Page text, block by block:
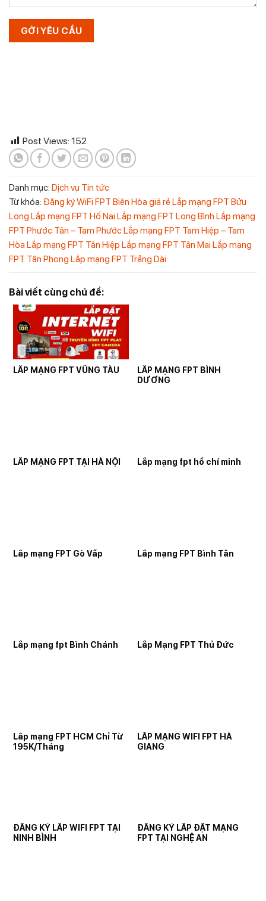
Post Views: 152
Danh mục: Dịch vụ Tin tức
Từ khóa: Đăng ký WiFi FPT Biên Hòa giá rẻ Lắp mạng FPT Bửu
Long Lắp mạng FPT Hố Nai Lắp mạng FPT Long Bình Lắp mạng
FPT Phước Tân – Tam Phước Lắp mạng FPT Tam Hiệp – Tam
Hòa Lắp mạng FPT Tân Hiệp Lắp mạng FPT Tân Mai Lắp mạng
FPT Tân Phong Lắp mạng FPT Trảng Dài
Bài viết cùng chủ đề:
LẮP MẠNG FPT VŨNG TÀU
LẮP MẠNG FPT BÌNH
DƯƠNG
LẮP MẠNG FPT TẠI HÀ NỘI Lắp mạng fpt hồ chí minh
Lắp mạng FPT Gò Vấp Lắp mạng FPT Bình Tân
Lắp mạng fpt Bình Chánh Lắp Mạng FPT Thủ Đức
Lắp mạng FPT HCM Chỉ Từ
195K/Tháng
LẮP MẠNG WIFI FPT HÀ
GIANG
ĐĂNG KÝ LẮP WIFI FPT TẠI
NINH BÌNH
ĐĂNG KÝ LẮP ĐẶT MẠNG
FPT TẠI NGHỆ AN